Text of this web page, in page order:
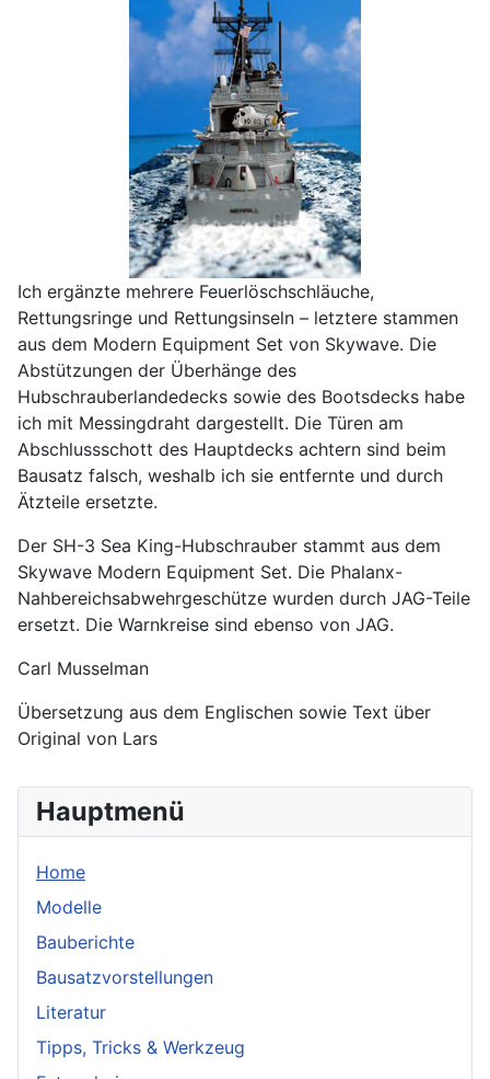
Hauptmenü
Home
Modelle
Bauberichte
Bausatzvorstellungen
Literatur
Tipps, Tricks & Werkzeug
Ich ergänzte mehrere Feuerlöschschläuche,
Rettungsringe und Rettungsinseln – letztere stammen
aus dem Modern Equipment Set von Skywave. Die
Abstützungen der Überhänge des
Hubschrauberlandedecks sowie des Bootsdecks habe
ich mit Messingdraht dargestellt. Die Türen am
Abschlussschott des Hauptdecks achtern sind beim
Bausatz falsch, weshalb ich sie entfernte und durch
Ätzteile ersetzte.
Der SH-3 Sea King-Hubschrauber stammt aus dem
Skywave Modern Equipment Set. Die Phalanx-
Nahbereichsabwehrgeschütze wurden durch JAG-Teile
ersetzt. Die Warnkreise sind ebenso von JAG.
Carl Musselman
Übersetzung aus dem Englischen sowie Text über
Original von Lars